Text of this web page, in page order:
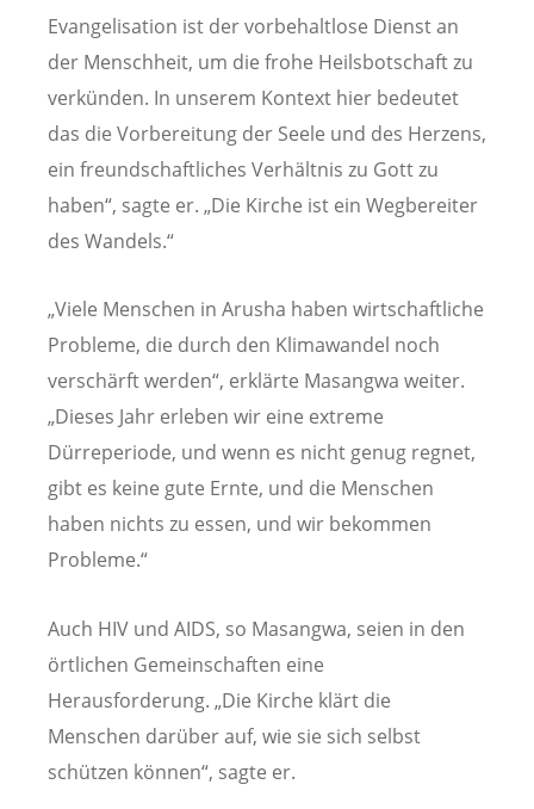
Evangelisation ist der vorbehaltlose Dienst an
der Menschheit, um die frohe Heilsbotschaft zu
verkünden. In unserem Kontext hier bedeutet
das die Vorbereitung der Seele und des Herzens,
ein freundschaftliches Verhältnis zu Gott zu
haben“, sagte er. „Die Kirche ist ein Wegbereiter
des Wandels.“
„Viele Menschen in Arusha haben wirtschaftliche
Probleme, die durch den Klimawandel noch
verschärft werden“, erklärte Masangwa weiter.
„Dieses Jahr erleben wir eine extreme
Dürreperiode, und wenn es nicht genug regnet,
gibt es keine gute Ernte, und die Menschen
haben nichts zu essen, und wir bekommen
Probleme.“
Auch HIV und AIDS, so Masangwa, seien in den
örtlichen Gemeinschaften eine
Herausforderung. „Die Kirche klärt die
Menschen darüber auf, wie sie sich selbst
schützen können“, sagte er.